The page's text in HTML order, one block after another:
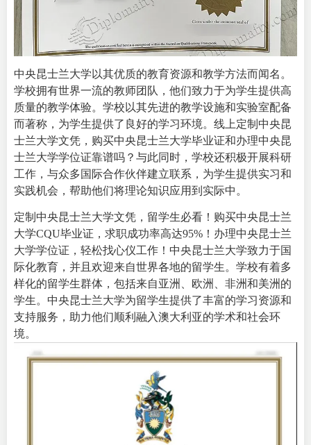
中央昆士兰大学以其优质的教育资源和教学方法而闻名。
学校拥有世界一流的教师团队，他们致力于为学生提供高
质量的教学体验。学校以其先进的教学设施和实验室配备
而著称，为学生提供了良好的学习环境。线上定制中央昆
士兰大学文凭，购买中央昆士兰大学毕业证和办理中央昆
士兰大学学位证靠谱吗？与此同时，学校还积极开展科研
工作，与众多国际合作伙伴建立联系，为学生提供实习和
实践机会，帮助他们将理论知识应用到实际中。
定制中央昆士兰大学文凭，留学生必看！购买中央昆士兰
大学CQU毕业证，求职成功率高达95%！办理中央昆士兰
大学学位证，轻松找心仪工作！中央昆士兰大学致力于国
际化教育，并且欢迎来自世界各地的留学生。学校有着多
样化的留学生群体，包括来自亚洲、欧洲、非洲和美洲的
学生。中央昆士兰大学为留学生提供了丰富的学习资源和
支持服务，助力他们顺利融入澳大利亚的学术和社会环
境。